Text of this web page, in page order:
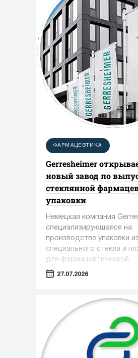
ФАРМАЦЕВТИКА
Gerresheimer
новый завод по
стеклянной
упаковки
Немецкая компания
специализирующаяся на
производстве упаковки
специального стекла и
для фармацевтической,
косметической и пищевой
Чжэньцзяне (КНР)
27.07.2026